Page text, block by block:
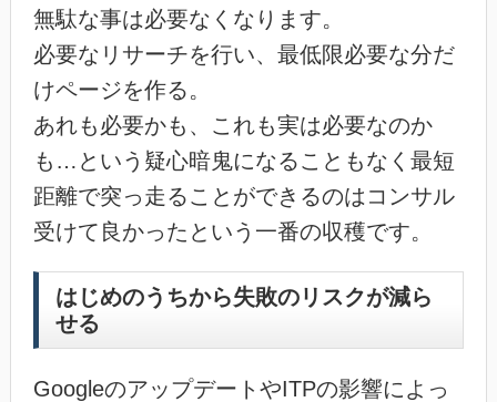
無駄な事は必要なくなります。
必要なリサーチを行い、最低限必要な分だ
けページを作る。
あれも必要かも、これも実は必要なのか
も…という疑心暗鬼になることもなく最短
距離で突っ走ることができるのはコンサル
受けて良かったという一番の収穫です。
はじめのうちから失敗のリスクが減ら
せる
GoogleのアップデートやITPの影響によっ